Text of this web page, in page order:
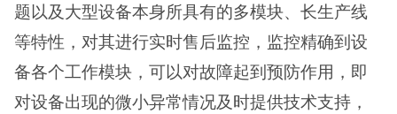
题以及大型设备本身所具有的多模块、长生产线
等特性，对其进行实时售后监控，监控精确到设
备各个工作模块，可以对故障起到预防作用，即
对设备出现的微小异常情况及时提供技术支持，